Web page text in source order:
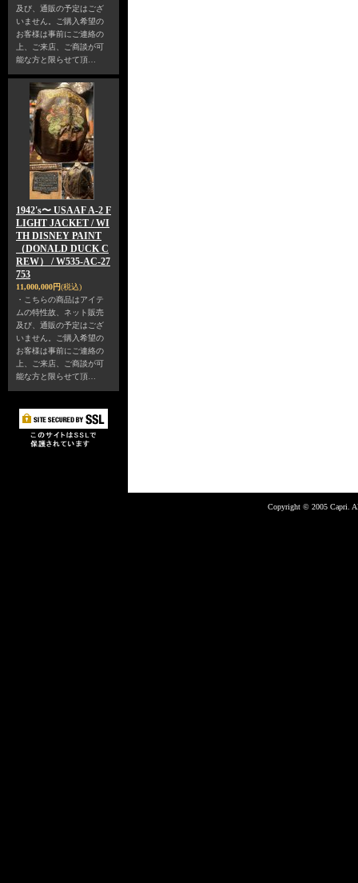
及び、通販の予定はござ
いません。ご購入希望の
お客様は事前にご連絡の
上、ご来店、ご商談が可
能な方と限らせて頂…
1942's〜 USAAF A-2 F
LIGHT JACKET / WI
TH DISNEY PAINT
（DONALD DUCK C
REW） / W535-AC-27
753
11,000,000円(税込)
・こちらの商品はアイテ
ムの特性故、ネット販売
及び、通販の予定はござ
いません。ご購入希望の
お客様は事前にご連絡の
上、ご来店、ご商談が可
能な方と限らせて頂…
Copyright © 2005 Capri.